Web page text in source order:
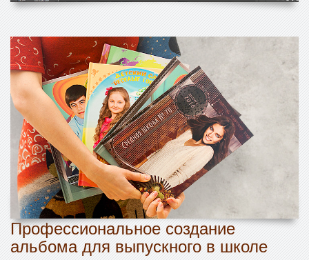
Профессиональное создание
альбома для выпускного в школе